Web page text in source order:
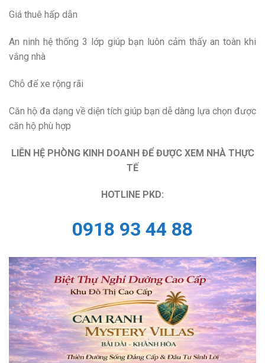
Giá thuê hấp dẫn
An ninh hệ thống 3 lớp giúp bạn luôn cảm thấy an toàn khi
vắng nhà
Chỗ để xe rộng rãi
Căn hộ đa dạng về diện tích giúp bạn dễ dàng lựa chọn được
căn hộ phù hợp
LIÊN HỆ PHÒNG KINH DOANH ĐỂ ĐƯỢC XEM NHÀ THỰC
TẾ
HOTLINE PKD:
0918 93 44 88